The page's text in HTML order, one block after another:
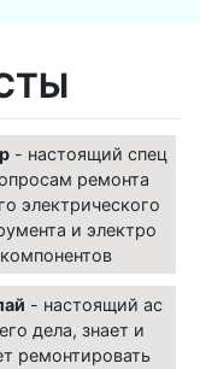
- настоящий спец
ремонта
электрического
и электро
компонентов
- настоящий ас
дела, знает и
ремонтировать